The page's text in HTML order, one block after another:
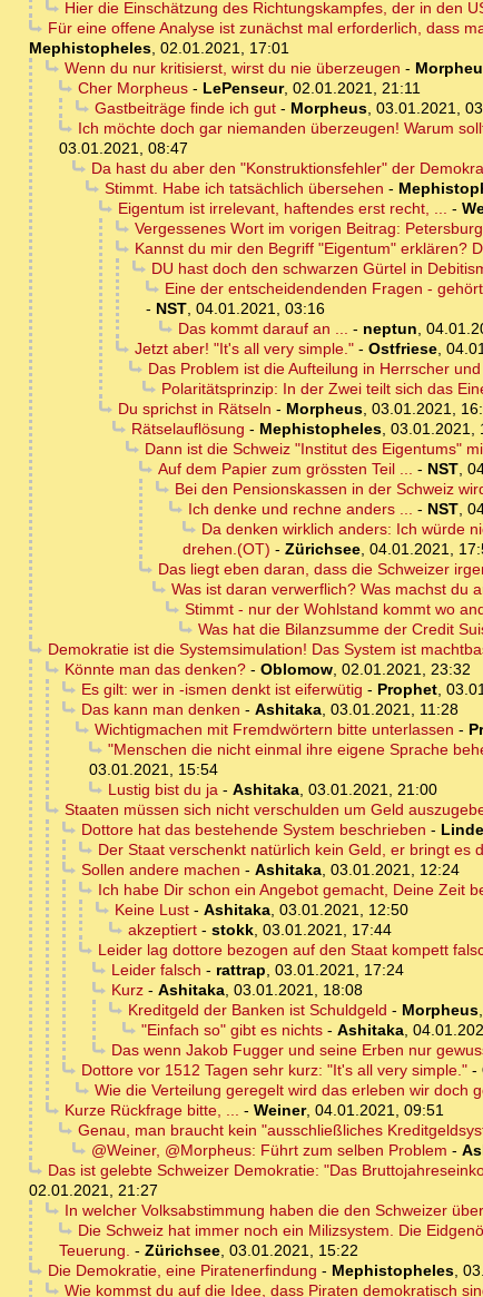
Hier die Einschätzung des Richtungskampfes, der in den
Für eine offene Analyse ist zunächst mal erforderlich, dass
Mephistopheles, 02.01.2021, 17:01
Wenn du nur kritisierst, wirst du nie überzeugen -
Cher Morpheus- LePenseur, 02.01.2021, 21:11
Gastbeiträge finde ich gut- Morpheus, 03.01.2021,
Ich möchte doch gar niemanden überzeugen! Warum
03.01.2021, 08:47
Da hast du aber den "Konstruktionsfehler" der
Stimmt. Habe ich tatsächlich übersehen -
Eigentum ist irrelevant, haftendes erst recht, ... -
Vergessenes Wort im vorigen Beitrag:
Kannst du mir den Begriff "Eigentum" erklären?
DU hast doch den schwarzen Gürtel in
Eine der entscheidendenden Fragen -
- NST, 04.01.2021, 03:16
Das kommt darauf an ... - neptun,
Jetzt aber! "It's all very simple."- Ostfriese,
Das Problem ist die Aufteilung in Herrscher
Polaritätsprinzip: In der Zwei teilt sich das
Du sprichst in Rätseln - Morpheus, 03.01.2021,
Rätselauflösung - Mephistopheles, 03.01.2021,
Dann ist die Schweiz "Institut des Eigentums"
Auf dem Papier zum grössten Teil ... - NST,
Bei den Pensionskassen in der Schweiz
Ich denke und rechne anders ... - NST,
Da denken wirklich anders: Ich würde
drehen.(OT) - Zürichsee, 04.01.2021,
Das liegt eben daran, dass die Schweizer
Was ist daran verwerflich? Was machst du
Stimmt - nur der Wohlstand kommt wo
Was hat die Bilanzsumme der Credit
Demokratie ist die Systemsimulation! Das System ist
Könnte man das denken?- Oblomow, 02.01.2021, 23:32
Es gilt: wer in -ismen denkt ist eiferwütig - Prophet,
Das kann man denken - Ashitaka, 03.01.2021, 11:28
Wichtigmachen mit Fremdwörtern bitte unterlassen -
"Menschen die nicht einmal ihre eigene Sprache
03.01.2021, 15:54
Lustig bist du ja- Ashitaka, 03.01.2021, 21:00
Staaten müssen sich nicht verschulden um Geld
Dottore hat das bestehende System beschrieben -
Der Staat verschenkt natürlich kein Geld, er bringt es
Sollen andere machen - Ashitaka, 03.01.2021, 12:24
Ich habe Dir schon ein Angebot gemacht, Deine Zeit
Keine Lust- Ashitaka, 03.01.2021, 12:50
akzeptiert- stokk, 03.01.2021, 17:44
Leider lag dottore bezogen auf den Staat kompett
Leider falsch - rattrap, 03.01.2021, 17:24
Kurz- Ashitaka, 03.01.2021, 18:08
Kreditgeld der Banken ist Schuldgeld - Morpheus,
"Einfach so" gibt es nichts- Ashitaka,
Das wenn Jakob Fugger und seine Erben nur
Dottore vor 1512 Tagen sehr kurz: "It's all very simple."-
Wie die Verteilung geregelt wird das erleben wir doch
Kurze Rückfrage bitte, ... - Weiner, 04.01.2021, 09:51
Genau, man braucht kein "ausschließliches
@Weiner, @Morpheus: Führt zum selben Problem -
Das ist gelebte Schweizer Demokratie: "Das
02.01.2021, 21:27
In welcher Volksabstimmung haben die den Schweizer
Die Schweiz hat immer noch ein Milizsystem. Die
Teuerung. - Zürichsee, 03.01.2021, 15:22
Die Demokratie, eine Piratenerfindung - Mephistopheles,
Wie kommst du auf die Idee, dass Piraten demokratisch